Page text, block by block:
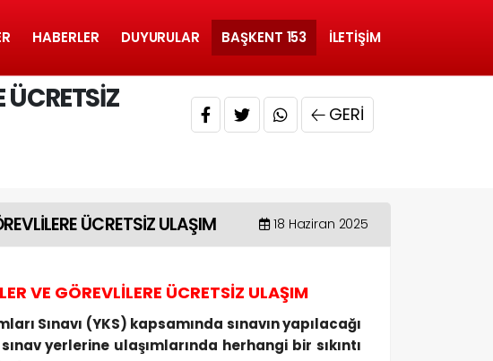
HABERLER DUYURULAR BAŞKENT 153 İLETIŞIM
ÜCRETSİZ
GERI
ÜCRETSİZ ULAŞIM 18 Haziran 2025
VE GÖREVLİLERE ÜCRETSİZ ULAŞIM
Sınavı (YKS) kapsamında sınavın yapılacağı
yerlerine ulaşımlarında herhangi bir sıkıntı